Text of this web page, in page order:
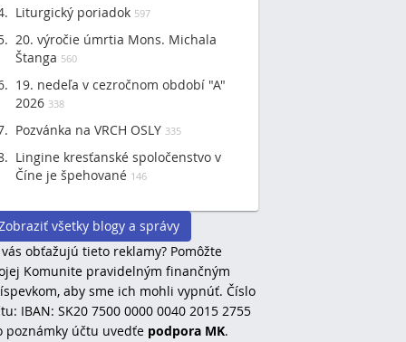
Liturgický poriadok 597
20. výročie úmrtia Mons. Michala
Štanga 560
19. nedeľa v cezročnom období "A"
2026 338
Pozvánka na VRCH OSLY 335
Lingine kresťanské spoločenstvo v
Číne je špehované 146
všetky blogy a správy
obťažujú tieto reklamy? Pomôžte
Komunite pravidelným finančným
aby sme ich mohli vypnúť. Číslo
IBAN: SK20 7500 0000 0040 2015 2755
poznámky účtu uvedťe podpora MK.